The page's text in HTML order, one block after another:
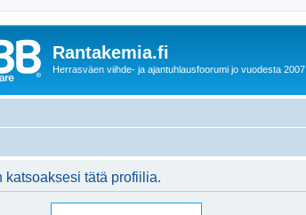
Rantakemia.fi
Herrasväen viihde- ja ajantuhlausfoorumi jo vuodesta 2007.
katsoaksesi tätä profiilia.